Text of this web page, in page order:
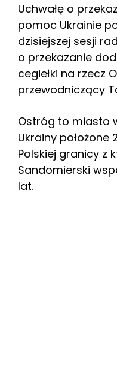
Uchwałę o
pomoc Ukrainie
dzisiejszej sesji
o przekazanie
cegiełki na rzecz
przewodniczący
Ostróg to miasto
Ukrainy
Polskiej granicy z
Sandomierski
lat.